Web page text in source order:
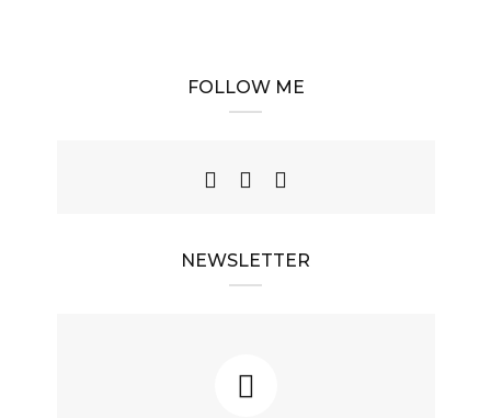
FOLLOW ME
NEWSLETTER